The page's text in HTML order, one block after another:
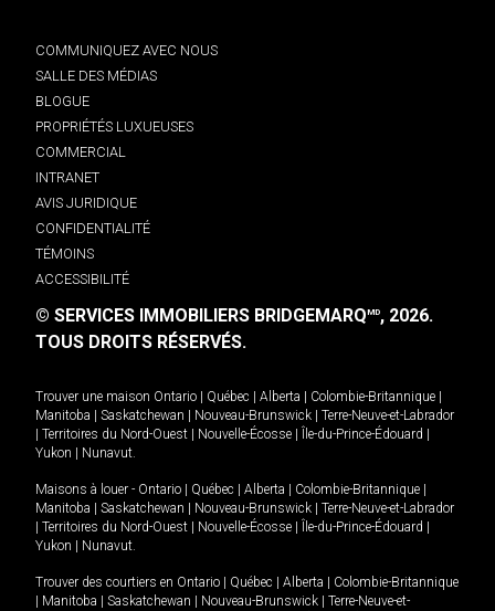
COMMUNIQUEZ AVEC NOUS
SALLE DES MÉDIAS
BLOGUE
PROPRIÉTÉS LUXUEUSES
COMMERCIAL
INTRANET
AVIS JURIDIQUE
CONFIDENTIALITÉ
TÉMOINS
ACCESSIBILITÉ
© SERVICES IMMOBILIERS BRIDGEMARQMD, 2026.
TOUS DROITS RÉSERVÉS.
Trouver une maison Ontario Québec Alberta Colombie-Britannique
Manitoba
Saskatchewan Nouveau-Brunswick
Terre-Neuve-et-Labrador
Territoires du Nord-Ouest Nouvelle-Écosse Île-du-Prince-Édouard
Yukon
Nunavut.
Maisons à louer - Ontario Québec Alberta Colombie-Britannique
Manitoba
Saskatchewan Nouveau-Brunswick
Terre-Neuve-et-Labrador
Territoires du Nord-Ouest Nouvelle-Écosse Île-du-Prince-Édouard
Yukon
Nunavut.
Trouver des courtiers en Ontario Québec Alberta
Colombie-Britannique
Manitoba Saskatchewan Nouveau-Brunswick
Terre-Neuve-et-